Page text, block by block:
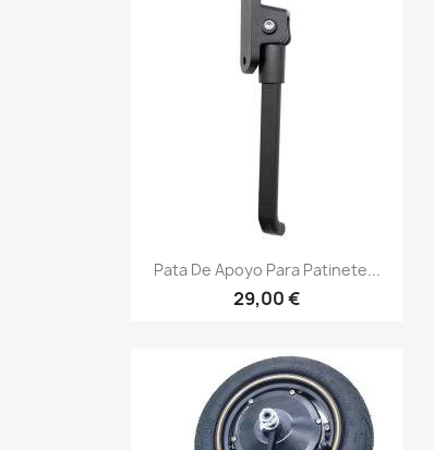
Vista rápida
Pata De Apoyo Para Patinete...
29,00 €